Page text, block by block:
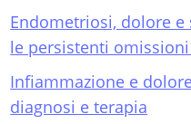
Endometriosi, dolore
le persistenti
Infiammazione e
diagnosi e terapia